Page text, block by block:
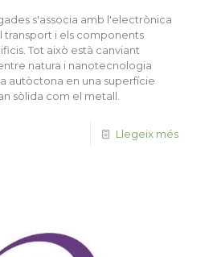
s'associa amb l'electrònica
transport i els components
Tot això està canviant
natura i nanotecnologia
autòctona en una superfície
sòlida com el metall.
Llegeix més